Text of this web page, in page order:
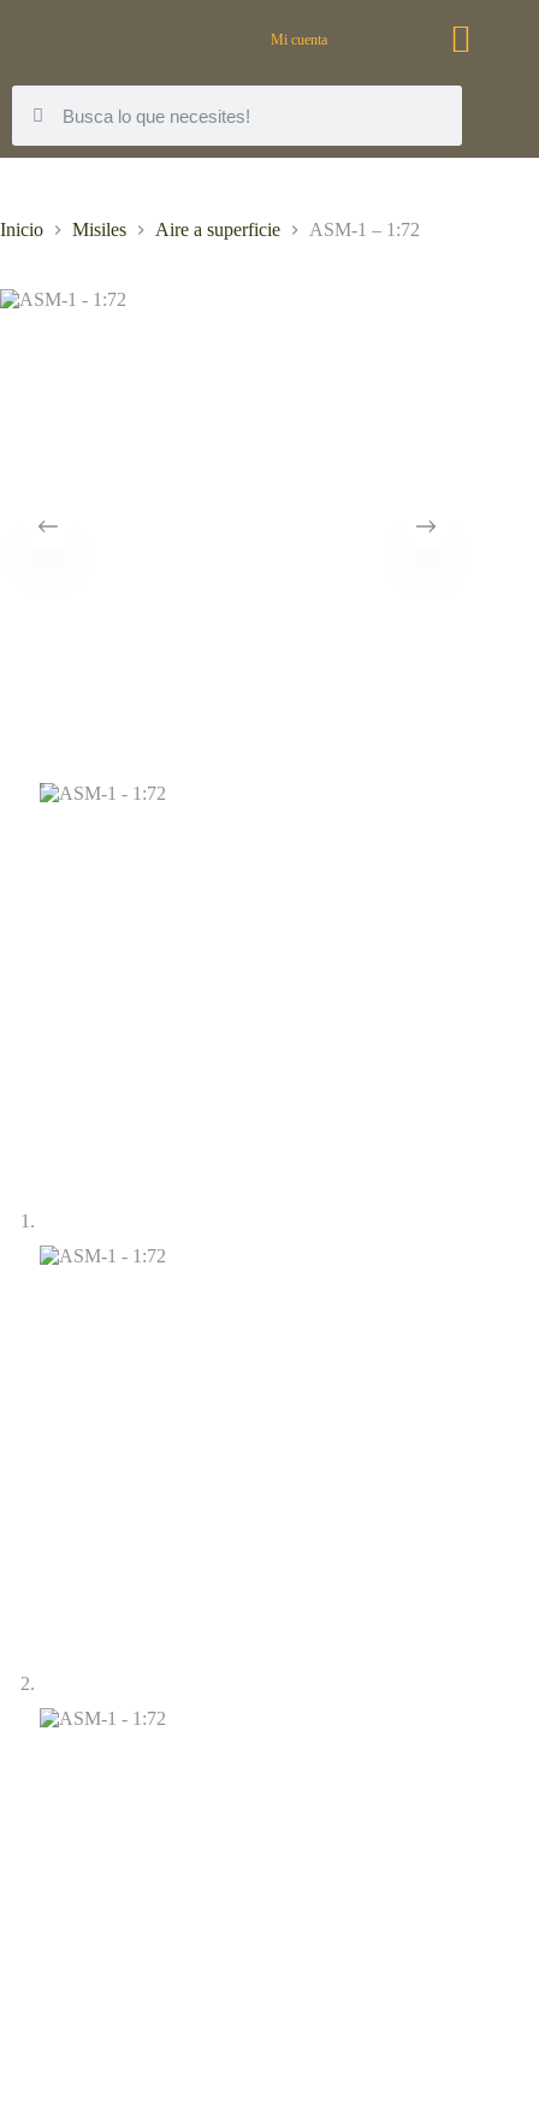
Mi cuenta
Inicio Misiles Aire a superficie ASM-1 – 1:72